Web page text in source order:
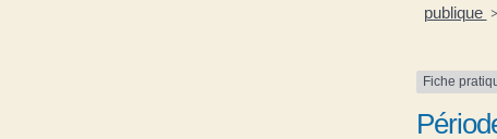
publique >
Fiche